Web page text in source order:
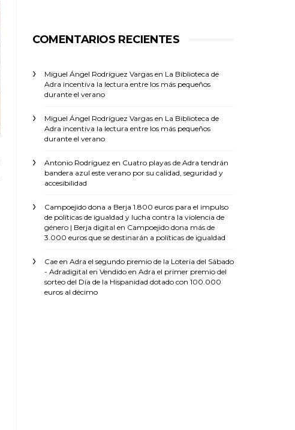
COMENTARIOS RECIENTES
Miguel Ángel Rodríguez Vargas en La Biblioteca de
Adra incentiva la lectura entre los más pequeños
durante el verano
Miguel Ángel Rodríguez Vargas en La Biblioteca de
Adra incentiva la lectura entre los más pequeños
durante el verano
Antonio Rodríguez en Cuatro playas de Adra tendrán
bandera azul este verano por su calidad, seguridad y
accesibilidad
Campoejido dona a Berja 1.800 euros para el impulso
de políticas de igualdad y lucha contra la violencia de
género | Berja digital en Campoejido dona más de
3.000 euros que se destinarán a políticas de igualdad
Cae en Adra el segundo premio de la Lotería del Sábado
- Adradigital en Vendido en Adra el primer premio del
sorteo del Día de la Hispanidad dotado con 100.000
euros al décimo